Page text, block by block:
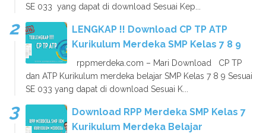
SE 033 yang dapat di download Sesuai Kep...
LENGKAP !! Download CP TP ATP
Kurikulum Merdeka SMP Kelas 7 8 9
rppmerdeka.com – Mari Download CP TP
dan ATP Kurikulum merdeka belajar SMP Kelas 7 8 9 Sesuai
SE 033 yang dapat di download Sesuai K...
Download RPP Merdeka SMP Kelas 7
Kurikulum Merdeka Belajar